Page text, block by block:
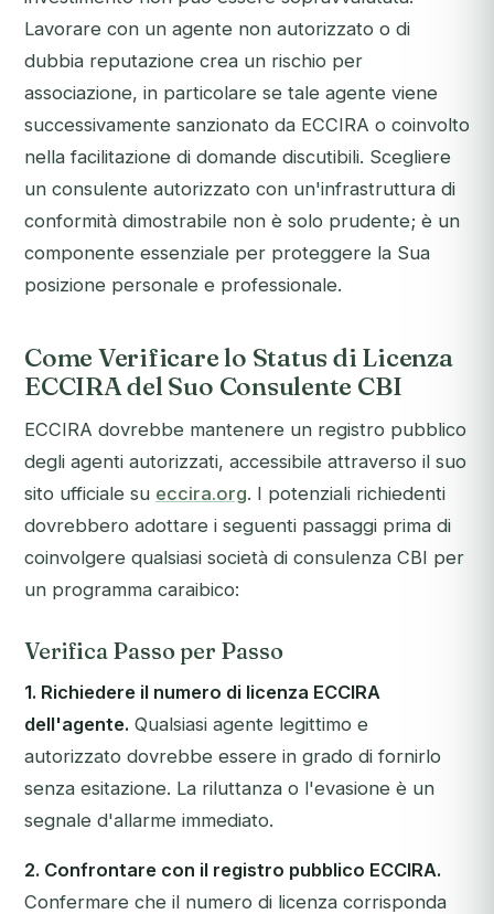
Lavorare con un agente non autorizzato o di
dubbia reputazione crea un rischio per
associazione, in particolare se tale agente viene
successivamente sanzionato da ECCIRA o coinvolto
nella facilitazione di domande discutibili. Scegliere
un consulente autorizzato con un'infrastruttura di
conformità dimostrabile non è solo prudente; è un
componente essenziale per proteggere la Sua
posizione personale e professionale.
Come Verificare lo Status di Licenza
ECCIRA del Suo Consulente CBI
ECCIRA dovrebbe mantenere un registro pubblico
degli agenti autorizzati, accessibile attraverso il suo
sito ufficiale su eccira.org. I potenziali richiedenti
dovrebbero adottare i seguenti passaggi prima di
coinvolgere qualsiasi società di consulenza CBI per
un programma caraibico:
Verifica Passo per Passo
1. Richiedere il numero di licenza ECCIRA
dell'agente. Qualsiasi agente legittimo e
autorizzato dovrebbe essere in grado di fornirlo
senza esitazione. La riluttanza o l'evasione è un
segnale d'allarme immediato.
2. Confrontare con il registro pubblico ECCIRA.
Confermare che il numero di licenza corrisponda